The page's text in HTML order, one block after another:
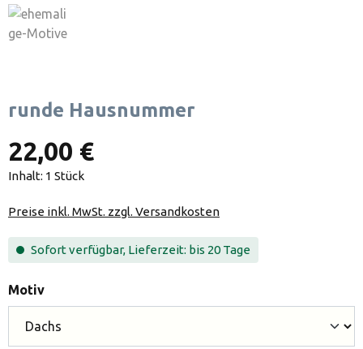
runde Hausnummer
22,00 €
Inhalt: 1 Stück
Preise inkl. MwSt. zzgl. Versandkosten
Sofort verfügbar, Lieferzeit: bis 20 Tage
Motivauswählen